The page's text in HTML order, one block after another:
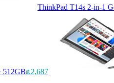
ThinkPad T14s 2-in-1
512GB₪2,687